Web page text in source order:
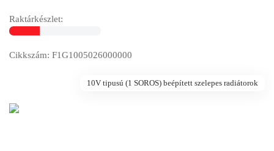
Raktárkészlet:
Cikkszám: F1G1005026000000
10V tipusú (1 SOROS) beépített szelepes radiátorok